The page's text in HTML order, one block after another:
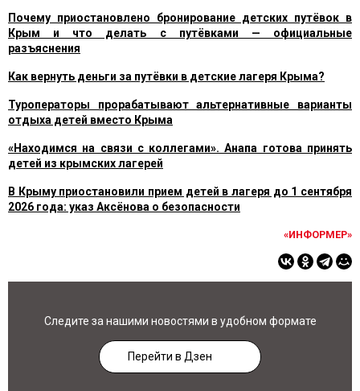
Почему приостановлено бронирование детских путёвок в
Крым и что делать с путёвками — официальные
разъяснения
Как вернуть деньги за путёвки в детские лагеря Крыма?
Туроператоры прорабатывают альтернативные варианты
отдыха детей вместо Крыма
«Находимся на связи с коллегами». Анапа готова принять
детей из крымских лагерей
В Крыму приостановили прием детей в лагеря до 1 сентября
2026 года: указ Аксёнова о безопасности
«ИНФОРМЕР»
Следите за нашими новостями в удобном формате
Перейти в Дзен